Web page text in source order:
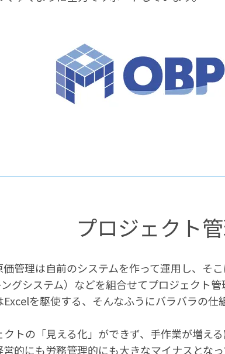
プロジェクト
管理は自前のシステムを作って運用し、そ
グシステム）などを組合せてプロジェクト
を駆使する、そんなふうにバラバラの仕
トの「見える化」ができず、手作業が増え
的にも労務管理的にも大きなマイナスとなっ